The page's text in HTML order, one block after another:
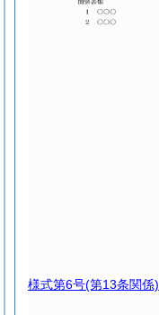
様式第6号(第13条関係)